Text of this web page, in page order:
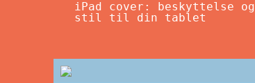
iPad cover: beskyttelse og
stil til din tablet